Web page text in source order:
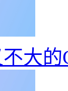
大的